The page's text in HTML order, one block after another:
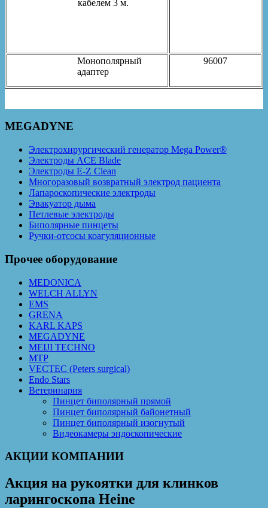
кабелем 3 м.
Монополярный
адаптер
96007
MEGADYNE
Электрохирургический генератор Mega Power®
Электроды ACE Blade
Электроды E-Z Clean
Многоразовый возвратный электрод пациента
Лапароскопические электроды
Эвакуатор дыма
Петлевые электроды
Биполярные пинцеты
Ручки-отсосы коагуляционные
Прочее оборудование
MEDONICA
WELCH ALLYN
EMS
GRENA
KARL KAPS
MEGADYNE
MEIJI TECHNO
MTP
VECTEC (Peters surgical)
Endo Stars
Ветеринария
Пинцет биполярный прямой
Пинцет биполярный байонетный
Пинцет биполярный изогнутый
Видеокамеры эндоскопические
АКЦИИ КОМПАНИИ
Акция на рукоятки для клинков
ларингоскопа Heine